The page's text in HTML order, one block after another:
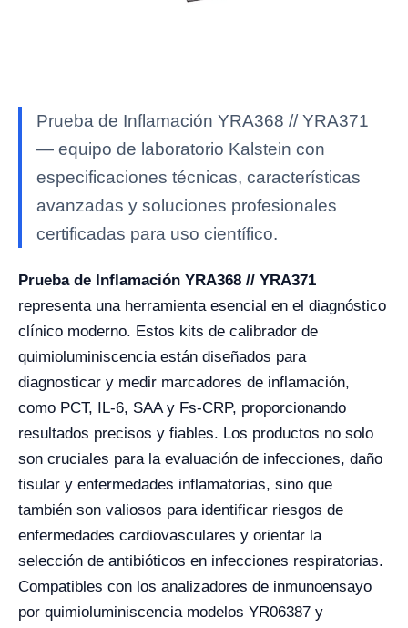
Prueba de Inflamación YRA368 // YRA371
— equipo de laboratorio Kalstein con
especificaciones técnicas, características
avanzadas y soluciones profesionales
certificadas para uso científico.
Prueba de Inflamación YRA368 // YRA371
representa una herramienta esencial en el diagnóstico
clínico moderno. Estos kits de calibrador de
quimioluminiscencia están diseñados para
diagnosticar y medir marcadores de inflamación,
como PCT, IL-6, SAA y Fs-CRP, proporcionando
resultados precisos y fiables. Los productos no solo
son cruciales para la evaluación de infecciones, daño
tisular y enfermedades inflamatorias, sino que
también son valiosos para identificar riesgos de
enfermedades cardiovasculares y orientar la
selección de antibióticos en infecciones respiratorias.
Compatibles con los analizadores de inmunoensayo
por quimioluminiscencia modelos YR06387 y